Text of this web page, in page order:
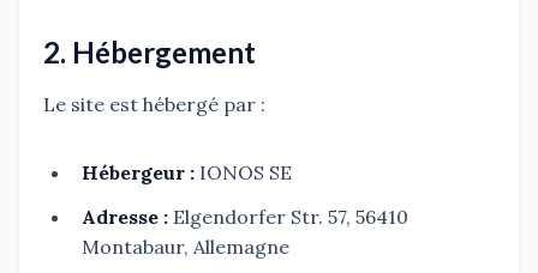
2. Hébergement
Le site est hébergé par :
Hébergeur : IONOS SE
Adresse : Elgendorfer Str. 57, 56410
Montabaur, Allemagne